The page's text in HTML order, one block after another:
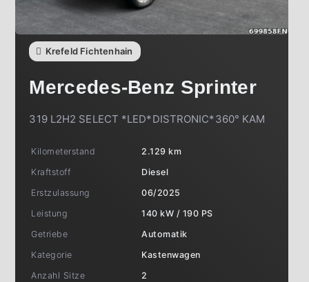
Krefeld Fichtenhain
Mercedes-Benz Sprinter
319 L2H2 SELECT *LED*DISTRONIC*360° KAM
Kilometerstand
2.129 km
Kraftstoff
Diesel
Erstzulassung
06/2025
Leistung
140 kW / 190 PS
Getriebe
Automatik
Kategorie
Kastenwagen
Anzahl Sitze
2